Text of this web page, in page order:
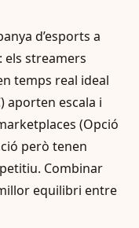
d’esports a
els streamers
temps real ideal
aporten escala i
(Opció
però tenen
Combinar
equilibri entre